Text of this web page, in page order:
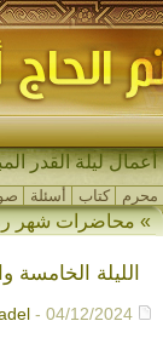
أعمال ليلة القدر
محرم كتاب أسئلة
»محاضرات شهر
الليلة الخامسة
- 04/12/2024م - 6:54 م